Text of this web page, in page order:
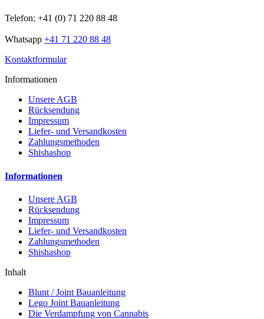
Telefon: +41 (0) 71 220 88 48
Whatsapp +41 71 220 88 48
Kontaktformular
Informationen
Unsere AGB
Rücksendung
Impressum
Liefer- und Versandkosten
Zahlungsmethoden
Shishashop
Informationen
Unsere AGB
Rücksendung
Impressum
Liefer- und Versandkosten
Zahlungsmethoden
Shishashop
Inhalt
Blunt / Joint Bauanleitung
Lego Joint Bauanleitung
Die Verdampfung von Cannabis